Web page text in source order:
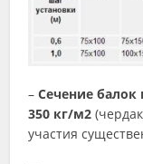
–Сечение балок
350 кг/м2
участия